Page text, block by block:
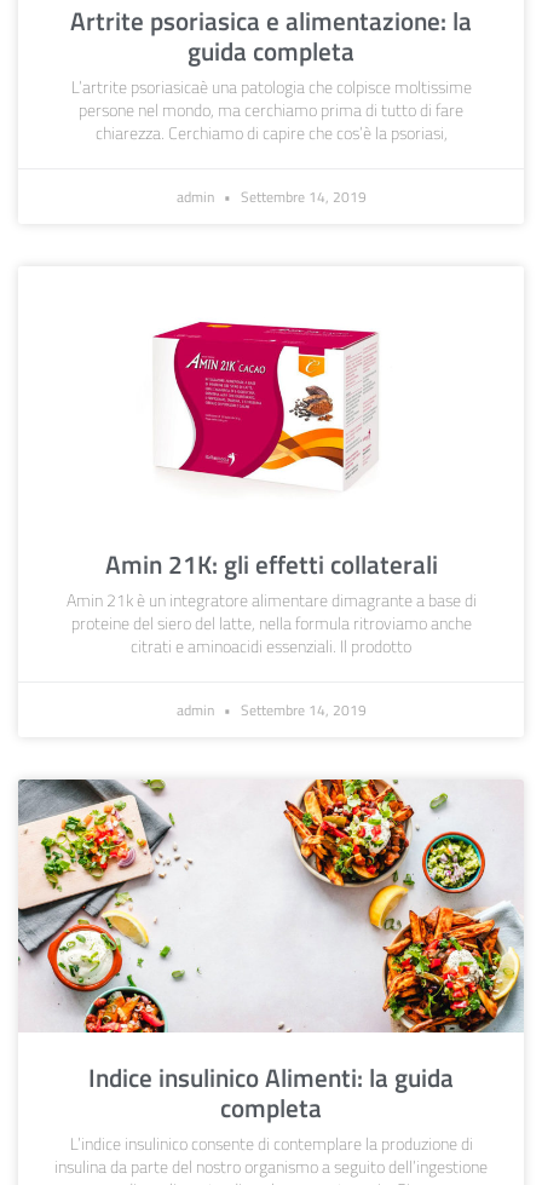
Artrite psoriasica e alimentazione: la
guida completa
L’artrite psoriasicaè una patologia che colpisce moltissime
persone nel mondo, ma cerchiamo prima di tutto di fare
chiarezza. Cerchiamo di capire che cos’è la psoriasi,
admin Settembre 14, 2019
Amin 21K: gli effetti collaterali
Amin 21k è un integratore alimentare dimagrante a base di
proteine del siero del latte, nella formula ritroviamo anche
citrati e aminoacidi essenziali. Il prodotto
admin Settembre 14, 2019
Indice insulinico Alimenti: la guida
completa
L’indice insulinico consente di contemplare la produzione di
insulina da parte del nostro organismo a seguito dell’ingestione